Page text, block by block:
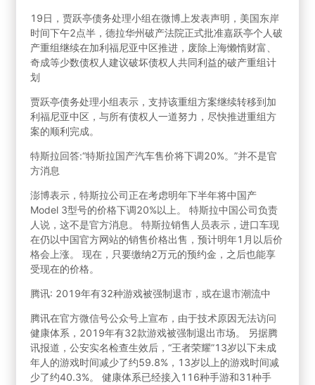
19日，贾跃亭债务处理小组在微博上发表声明，美国东岸
时间下午2点半，德拉华州破产法院正式批准嘉跃亭个人破
产重组继续在加利福尼亚中区推进，废除上海懒惰财富、
奇成等少数债权人建议破坏债权人共同利益的破产重组计
划
贾跃亭债务处理小组表示，支持该重组方案继续转移到加
利福尼亚中区，与所有债权人一道努力，尽快推进重组方
案的顺利完成。
特斯拉回答:“特斯拉国产汽车售价将下调20%。”并不是官
方消息
澎博表示，特斯拉公司正在考虑明年下半年将中国产
Model 3型号的价格下调20%以上。 特斯拉中国公司负责
人说，这不是官方消息。 特斯拉销售人员表示，进口车现
在仍以中国官方网站的销售价格出售，预计明年1月以后价
格会上涨。 现在，只要缴纳2万元的预约金，之后也能享
受现在的价格。
腾讯: 2019年有32种游戏被强制退市，或在退市潮流中
腾讯在官方微信号公众号上宣布，由于技术原因无法访问
健康体系，2019年有32款游戏被强制退出市场。 另据腾
讯报道，公安实名检查生效后，“王者荣耀”13岁以下未成
年人的游戏时间减少了约59.8%，13岁以上的游戏时间减
少了约40.3%。 健康体系已经接入116种手游和31种手